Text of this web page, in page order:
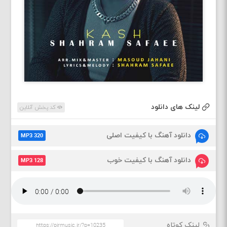
لینک های دانلود کد پخش آنلاین
دانلود آهنگ با کیفیت اصلی MP3 320
دانلود آهنگ با کیفیت خوب MP3 128